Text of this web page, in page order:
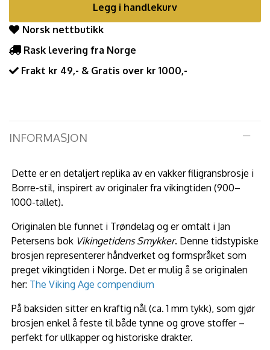
Legg i handlekurv
Norsk nettbutikk
Rask levering fra Norge
Frakt kr 49,- & Gratis over kr 1000,-
INFORMASJON
Dette er en detaljert replika av en vakker filigransbrosje i
Borre-stil, inspirert av originaler fra vikingtiden (900–
1000-tallet).
Originalen ble funnet i Trøndelag og er omtalt i Jan
Petersens bok Vikingetidens Smykker. Denne tidstypiske
brosjen representerer håndverket og formspråket som
preget vikingtiden i Norge. Det er mulig å se originalen
her: The Viking Age compendium
På baksiden sitter en kraftig nål (ca. 1 mm tykk), som gjør
brosjen enkel å feste til både tynne og grove stoffer –
perfekt for ullkapper og historiske drakter.